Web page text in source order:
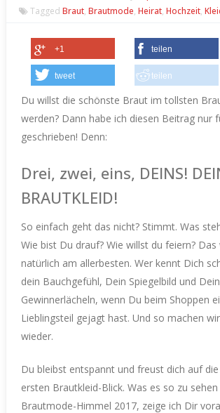
Tagged Braut, Brautmode, Heirat, Hochzeit,
+1 teilen
tweet teilen
Du willst die schönste Braut im tollsten
werden? Dann habe ich diesen Beitrag nur
geschrieben! Denn:
Drei, zwei, eins, DEINS!
BRAUTKLEID!
So einfach geht das nicht? Stimmt. Was
Wie bist Du drauf? Wie willst du feiern?
natürlich am allerbesten. Wer kennt Dich
dein Bauchgefühl, Dein Spiegelbild und Dein
Gewinnerlächeln, wenn Du beim Shoppen
Lieblingsteil gejagt hast. Und so machen
wieder.
Du bleibst entspannt und freust dich auf
ersten Brautkleid-Blick. Was es so zu
Brautmode-Himmel 2017, zeige ich Dir